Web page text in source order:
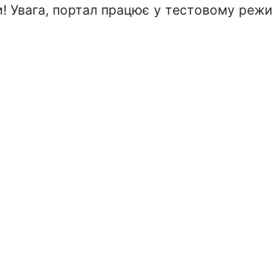
Увага, портал працює у тестовому